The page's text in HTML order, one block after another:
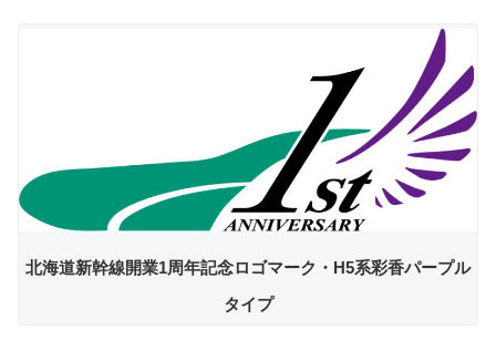
北海道新幹線開業1周年記念ロゴマーク・H5系彩香パープル
タイプ